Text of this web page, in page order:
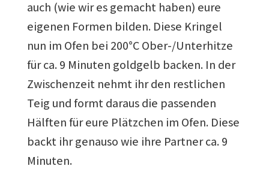
auch (wie wir es gemacht haben) eure
eigenen Formen bilden. Diese Kringel
nun im Ofen bei 200°C Ober-/Unterhitze
für ca. 9 Minuten goldgelb backen. In der
Zwischenzeit nehmt ihr den restlichen
Teig und formt daraus die passenden
Hälften für eure Plätzchen im Ofen. Diese
backt ihr genauso wie ihre Partner ca. 9
Minuten.